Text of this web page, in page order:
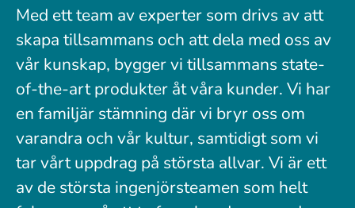
Med ett team av experter som drivs av att
skapa tillsammans och att dela med oss av
vår kunskap, bygger vi tillsammans state-
of-the-art produkter åt våra kunder. Vi har
en familjär stämning där vi bryr oss om
varandra och vår kultur, samtidigt som vi
tar vårt uppdrag på största allvar. Vi är ett
av de största ingenjörsteamen som helt